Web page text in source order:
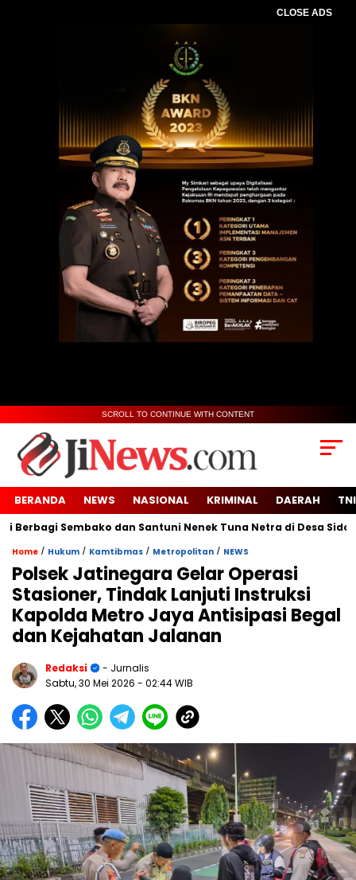
CLOSE ADS
SCROLL TO CONTINUE WITH CONTENT
BERANDA NEWS NASIONAL KRIMINAL DAERAH
Sembako dan Santuni Nenek Tuna Netra di Desa Sidoko
Home / Hukum / Kamtibmas / Metropolitan / NEWS
Polsek Jatinegara Gelar Operasi
Stasioner, Tindak Lanjuti Instruksi
Kapolda Metro Jaya Antisipasi Begal
dan Kejahatan Jalanan
Redaksi
- Jurnalis
Sabtu, 30 Mei 2026 - 02:44 WIB